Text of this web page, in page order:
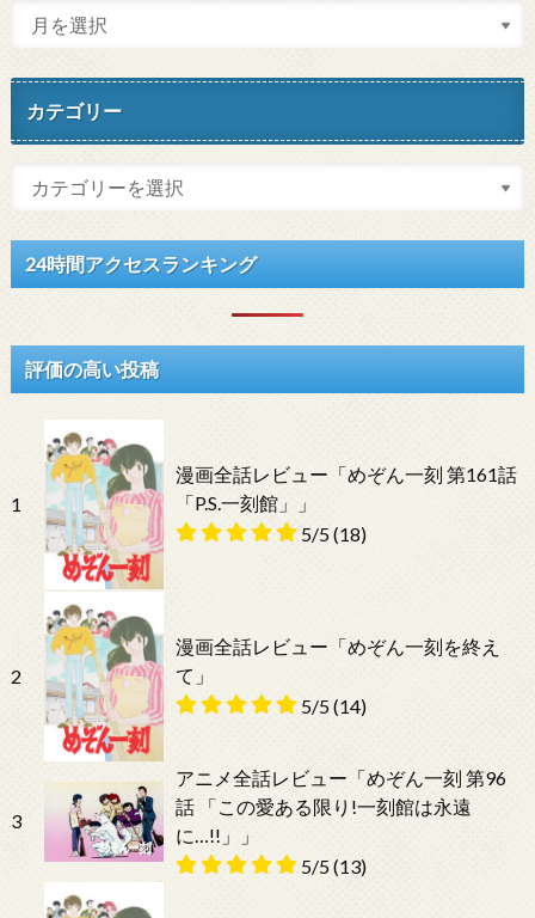
カテゴリー
24時間アクセスランキング
評価の高い投稿
1
漫画全話レビュー「めぞん一刻 第161話
「P.S.一刻館」」
5/5(18)
2
漫画全話レビュー「めぞん一刻を終え
て」
5/5(14)
3
アニメ全話レビュー「めぞん一刻 第96
話 「この愛ある限り!一刻館は永遠
に…!!」」
5/5(13)